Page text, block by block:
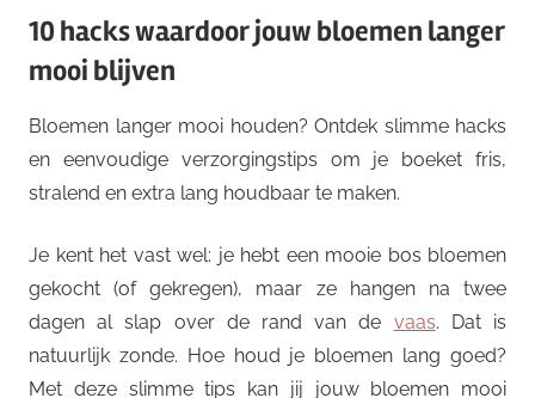
10 hacks waardoor jouw bloemen langer
mooi blijven
Bloemen langer mooi houden? Ontdek slimme hacks
en eenvoudige verzorgingstips om je boeket fris,
stralend en extra lang houdbaar te maken.
Je kent het vast wel: je hebt een mooie bos bloemen
gekocht (of gekregen), maar ze hangen na twee
dagen al slap over de rand van de vaas. Dat is
natuurlijk zonde. Hoe houd je bloemen lang goed?
Met deze slimme tips kan jij jouw bloemen mooi